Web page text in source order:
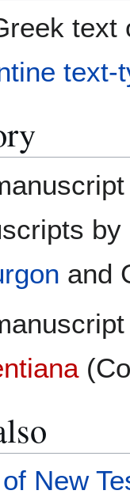
text
text-
by
and
New